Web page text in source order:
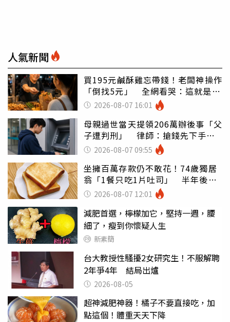
人氣新聞
買195元鹹酥雞忘帶錢！老闆神操作
「倒找5元」 全網看哭：這就是台
灣 2026-08-07 16:01
母親過世當天提領206萬辦後事「父
子遭判刑」 律師：搶錢先下手是
罪 2026-08-07 09:55
坐擁百萬存款仍不敢花！74歲獨居
翁「1餐只吃1片吐司」 半年後暴
瘦嚇壞女兒
2026-08-07 12:01
減肥首選，檸檬加它，堅持一週，腰
細了，瘦到你懷疑人生
新素簡
台大教授性騷擾2女研究生！不服解聘
2年爭4年 結局出爐
2026-08-05
超神減肥神器！橘子不要直接吃，加
點這個！體重天天下降